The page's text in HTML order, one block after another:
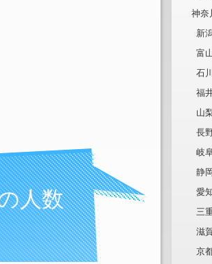
人数
神奈
新
富
石
福
山
長
岐
静
愛
三
滋
京